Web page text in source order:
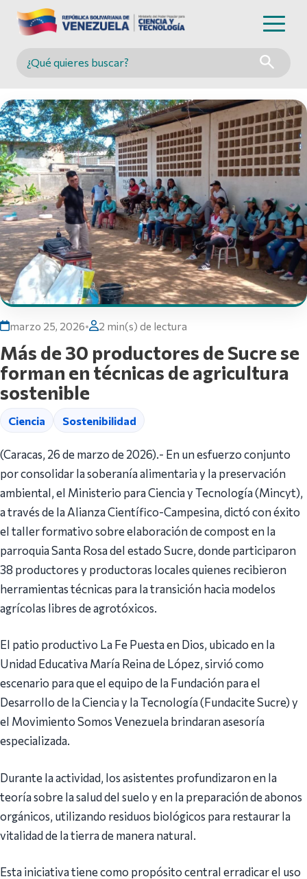
Buscar en MINCYT
marzo 25, 2026• 2 min(s) de lectura
Más de 30 productores de Sucre se
forman en técnicas de agricultura
sostenible
Ciencia Sostenibilidad
(Caracas, 26 de marzo de 2026).- En un esfuerzo conjunto
por consolidar la soberanía alimentaria y la preservación
ambiental, el Ministerio para Ciencia y Tecnología (Mincyt),
a través de la Alianza Científico-Campesina, dictó con éxito
el taller formativo sobre elaboración de compost en la
parroquia Santa Rosa del estado Sucre, donde participaron
38 productores y productoras locales quienes recibieron
herramientas técnicas para la transición hacia modelos
agrícolas libres de agrotóxicos.
El patio productivo La Fe Puesta en Dios, ubicado en la
Unidad Educativa María Reina de López, sirvió como
escenario para que el equipo de la Fundación para el
Desarrollo de la Ciencia y la Tecnología (Fundacite Sucre) y
el Movimiento Somos Venezuela brindaran asesoría
especializada.
Durante la actividad, los asistentes profundizaron en la
teoría sobre la salud del suelo y en la preparación de abonos
orgánicos, utilizando residuos biológicos para restaurar la
vitalidad de la tierra de manera natural.
Esta iniciativa tiene como propósito central erradicar el uso